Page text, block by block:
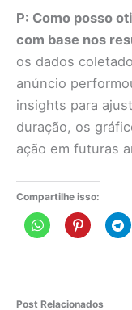
P: Como posso
com base nos
os dados
anúncio
insights para
duração, os
ação em futuras
Compartilhe isso:
Post Relacionados